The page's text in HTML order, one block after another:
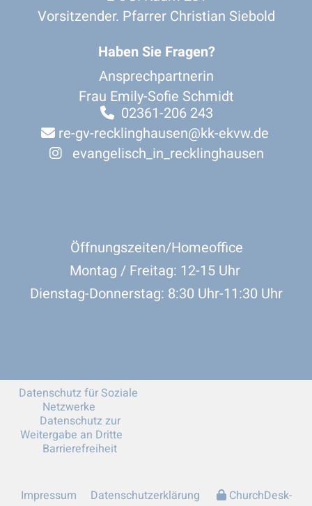
Vorsitzender. Pfarrer Christian Siebold
Haben Sie Fragen?
Ansprechpartnerin
Frau Emily-Sofie Schmidt
02361-206 243
re-gv-recklinghausen@kk-ekvw.de
 evangelisch_in_recklinghausen
Öffnungszeiten/Homeoffice
Montag / Freitag: 12-15 Uhr
Dienstag-Donnerstag: 8:30 Uhr-11:30 Uhr
Datenschutz für Soziale
Netzwerke
Datenschutz zur
Weitergabe an Dritte
Barrierefreiheit
Impressum Datenschutzerklärung ChurchDesk-